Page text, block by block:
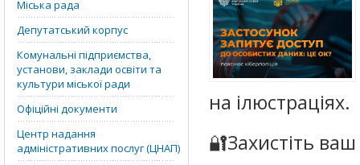
Міська рада
Депутатський корпус
Комунальні підприємства,
установи, заклади освіти та
культури міської ради
Офіційні документи
Центр надання
адміністративних послуг (ЦНАП)
на ілюстраціях.
🔐Захистіть